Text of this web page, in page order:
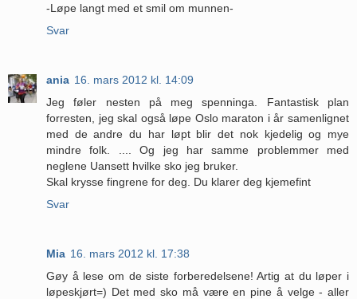
-Løpe langt med et smil om munnen-
Svar
ania 16. mars 2012 kl. 14:09
Jeg føler nesten på meg spenninga. Fantastisk plan
forresten, jeg skal også løpe Oslo maraton i år samenlignet
med de andre du har løpt blir det nok kjedelig og mye
mindre folk. .... Og jeg har samme problemmer med
neglene Uansett hvilke sko jeg bruker.
Skal krysse fingrene for deg. Du klarer deg kjemefint
Svar
Mia 16. mars 2012 kl. 17:38
Gøy å lese om de siste forberedelsene! Artig at du løper i
løpeskjørt=) Det med sko må være en pine å velge - aller